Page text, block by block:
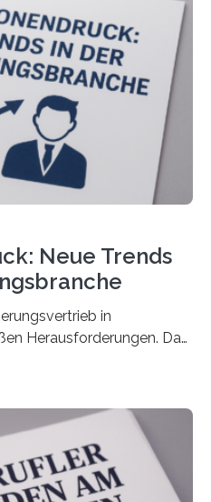
Neue Trends
in
Herausforderungen. Das
Dr. Lukas Linnenbrink
Versicherungskaufleute e.V.
basiert auf den
und -makler*innen. Ein